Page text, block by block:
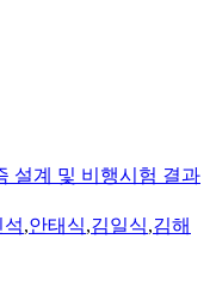
설계 및 비행시험 결과
석,안태식,김일식,김해